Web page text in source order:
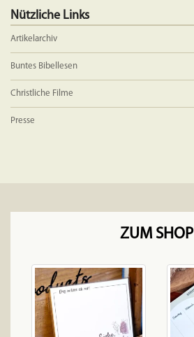
Nützliche Links
Artikelarchiv
Buntes Bibellesen
Christliche Filme
Presse
ZUM SHOP